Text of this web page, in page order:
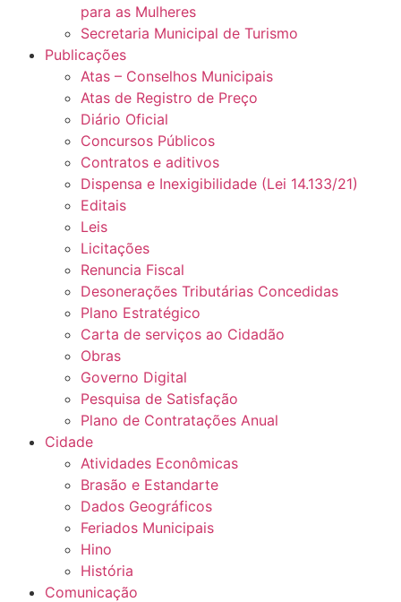
para as Mulheres
Secretaria Municipal de Turismo
Publicações
Atas – Conselhos Municipais
Atas de Registro de Preço
Diário Oficial
Concursos Públicos
Contratos e aditivos
Dispensa e Inexigibilidade (Lei 14.133/21)
Editais
Leis
Licitações
Renuncia Fiscal
Desonerações Tributárias Concedidas
Plano Estratégico
Carta de serviços ao Cidadão
Obras
Governo Digital
Pesquisa de Satisfação
Plano de Contratações Anual
Cidade
Atividades Econômicas
Brasão e Estandarte
Dados Geográficos
Feriados Municipais
Hino
História
Comunicação